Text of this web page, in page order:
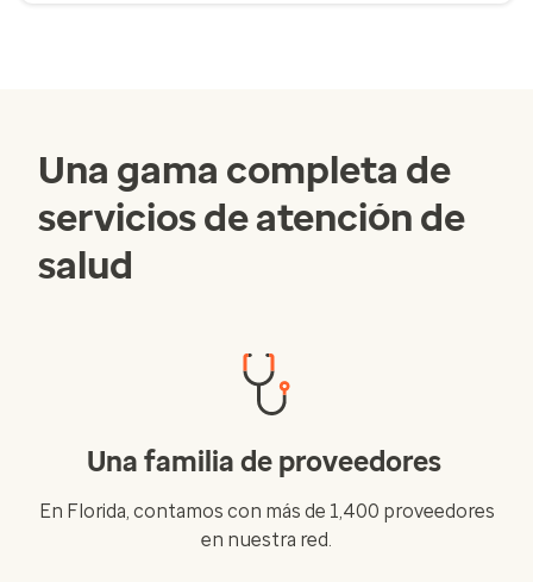
Una gama completa de
servicios de atención de
salud
Una familia de proveedores
En Florida, contamos con más de 1,400 proveedores
en nuestra red.